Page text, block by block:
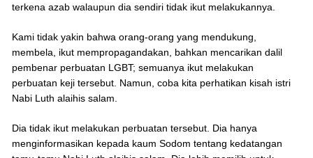
terkena azab walaupun dia sendiri tidak ikut melakukannya.
Kami tidak yakin bahwa orang-orang yang mendukung,
membela, ikut mempropagandakan, bahkan mencarikan dalil
pembenar perbuatan LGBT; semuanya ikut melakukan
perbuatan keji tersebut. Namun, coba kita perhatikan kisah istri
Nabi Luth alaihis salam.
Dia tidak ikut melakukan perbuatan tersebut. Dia hanya
menginformasikan kepada kaum Sodom tentang kedatangan